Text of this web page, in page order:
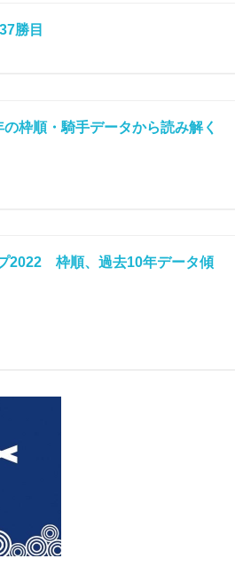
勝目
枠順・騎手データから読み解く
2022 枠順、過去10年データ傾